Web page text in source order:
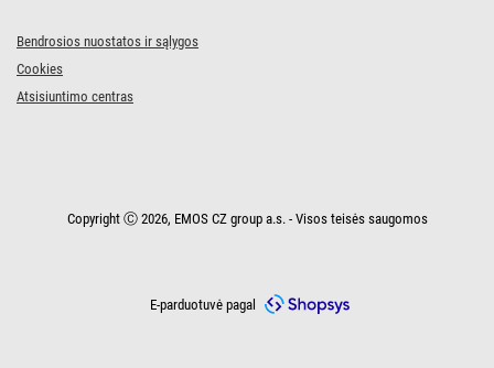
Bendrosios nuostatos ir sąlygos
Cookies
Atsisiuntimo centras
Copyright Ⓒ 2026, EMOS CZ group a.s. - Visos teisės saugomos
E-parduotuvė pagal